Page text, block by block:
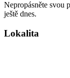
Nepropásněte svou
ještě dnes.
Lokalita